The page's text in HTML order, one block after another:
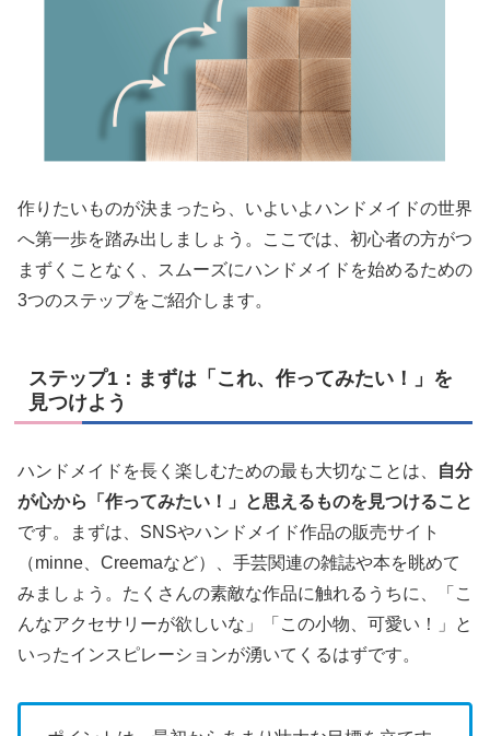
作りたいものが決まったら、いよいよハンドメイドの世界
へ第一歩を踏み出しましょう。ここでは、初心者の方がつ
まずくことなく、スムーズにハンドメイドを始めるための
3つのステップをご紹介します。
ステップ1：まずは「これ、作ってみたい！」を
見つけよう
ハンドメイドを長く楽しむための最も大切なことは、
自分
が心から「作ってみたい！」と思えるものを見つけること
です。まずは、SNSやハンドメイド作品の販売サイト
（minne、Creemaなど）、手芸関連の雑誌や本を眺めて
みましょう。たくさんの素敵な作品に触れるうちに、「こ
んなアクセサリーが欲しいな」「この小物、可愛い！」と
いったインスピレーションが湧いてくるはずです。